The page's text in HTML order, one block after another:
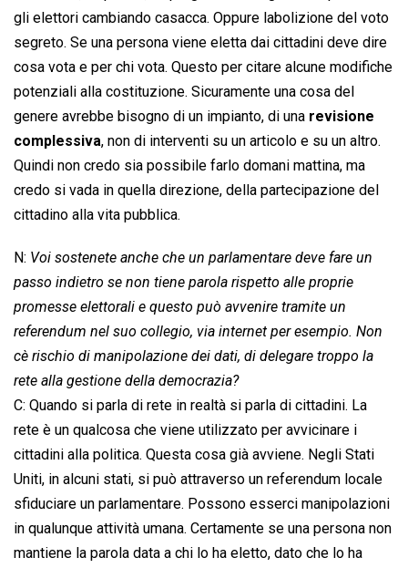
gli elettori cambiando casacca. Oppure labolizione del voto
segreto. Se una persona viene eletta dai cittadini deve dire
cosa vota e per chi vota. Questo per citare alcune modifiche
potenziali alla costituzione. Sicuramente una cosa del
genere avrebbe bisogno di un impianto, di una revisione
complessiva, non di interventi su un articolo e su un altro.
Quindi non credo sia possibile farlo domani mattina, ma
credo si vada in quella direzione, della partecipazione del
cittadino alla vita pubblica.
N: Voi sostenete anche che un parlamentare deve fare un
passo indietro se non tiene parola rispetto alle proprie
promesse elettorali e questo può avvenire tramite un
referendum nel suo collegio, via internet per esempio. Non
cè rischio di manipolazione dei dati, di delegare troppo la
rete alla gestione della democrazia?
C: Quando si parla di rete in realtà si parla di cittadini. La
rete è un qualcosa che viene utilizzato per avvicinare i
cittadini alla politica. Questa cosa già avviene. Negli Stati
Uniti, in alcuni stati, si può attraverso un referendum locale
sfiduciare un parlamentare. Possono esserci manipolazioni
in qualunque attività umana. Certamente se una persona non
mantiene la parola data a chi lo ha eletto, dato che lo ha